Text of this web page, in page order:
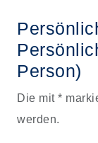
Person)
Die mit *
werden.